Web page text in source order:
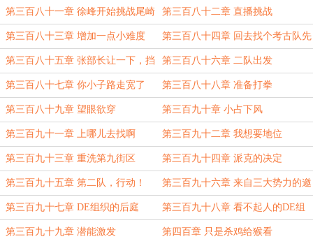
第三百八十一章 徐峰开始挑战尾崎
八项
第三百八十二章 直播挑战
第三百八十三章 增加一点小难度 第三百八十四章 回去找个考古队先
第三百八十五章 张部长让一下，挡
住看美女了
第三百八十六章 二队出发
第三百八十七章 你小子路走宽了 第三百八十八章 准备打拳
第三百八十九章 望眼欲穿 第三百九十章 小占下风
第三百九十一章 上哪儿去找啊 第三百九十二章 我想要地位
第三百九十三章 重洗第九街区 第三百九十四章 派克的决定
第三百九十五章 第二队，行动！ 第三百九十六章 来自三大势力的邀
请函
第三百九十七章 DE组织的后庭 第三百九十八章 看不起人的DE组
织
第三百九十九章 潜能激发 第四百章 只是杀鸡给猴看